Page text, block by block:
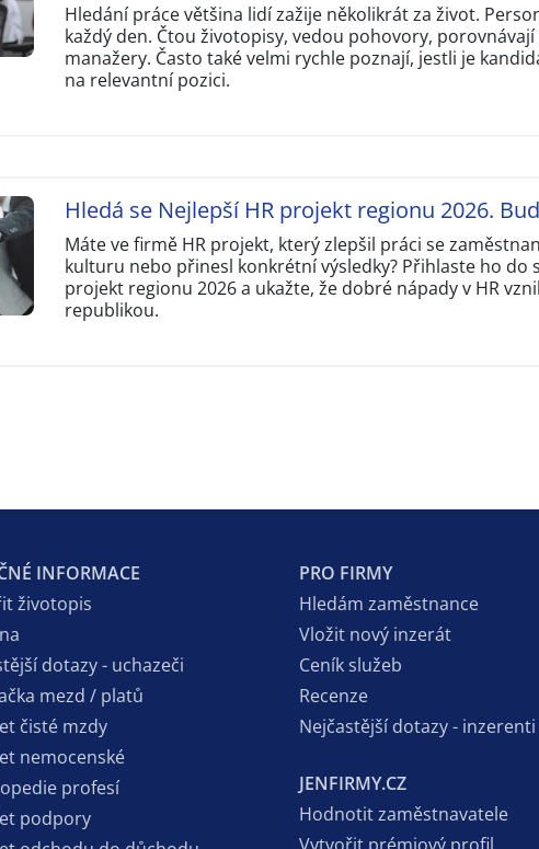
Hledání práce většina lidí zažije několikrát za život.
každý den. Čtou životopisy, vedou pohovory,
manažery. Často také velmi rychle poznají, jestli je
na relevantní pozici.
Hledá se Nejlepší HR projekt regionu 2026.
Máte ve firmě HR projekt, který zlepšil práci se
kulturu nebo přinesl konkrétní výsledky? Přihlaste ho do
projekt regionu 2026 a ukažte, že dobré nápady v HR
republikou.
INFORMACE
životopis
dotazy - uchazeči
mezd / platů
čisté mzdy
nemocenské
profesí
podpory
PRO FIRMY
Hledám zaměstnance
Vložit nový inzerát
Ceník služeb
Recenze
Nejčastější dotazy - inzerenti
JENFIRMY.CZ
Hodnotit zaměstnavatele